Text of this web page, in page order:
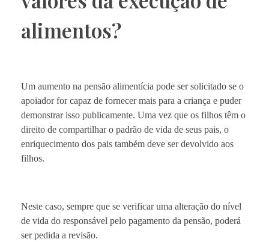
alimentos?
Um aumento na pensão alimentícia pode ser solicitado se o
apoiador for capaz de fornecer mais para a criança e puder
demonstrar isso publicamente. Uma vez que os filhos têm o
direito de compartilhar o padrão de vida de seus pais, o
enriquecimento dos pais também deve ser devolvido aos
filhos.
Neste caso, sempre que se verificar uma alteração do nível
de vida do responsável pelo pagamento da pensão, poderá
ser pedida a revisão.